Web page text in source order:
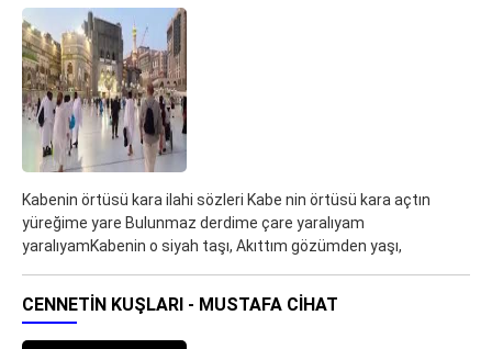
Kabenin örtüsü kara ilahi sözleri Kabe nin örtüsü kara açtın
yüreğime yare Bulunmaz derdime çare yaralıyam
yaralıyamKabenin o siyah taşı, Akıttım gözümden yaşı,
CENNETIN KUŞLARI - MUSTAFA CIHAT